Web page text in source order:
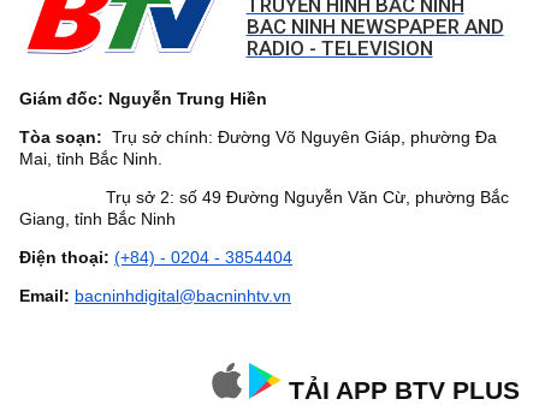
BAC NINH NEWSPAPER AND
RADIO - TELEVISION
Giám đốc: Nguyễn Trung Hiền
Tòa soạn: Trụ sở chính: Đường Võ Nguyên Giáp, phường Đa
Mai, tỉnh Bắc Ninh.
Trụ sở 2: số 49 Đường Nguyễn Văn Cừ, phường Bắc
Giang, tỉnh Bắc Ninh
Điện thoại: (+84) - 0204 - 3854404
Email: bacninhdigital@bacninhtv.vn
TẢI APP BTV PLUS